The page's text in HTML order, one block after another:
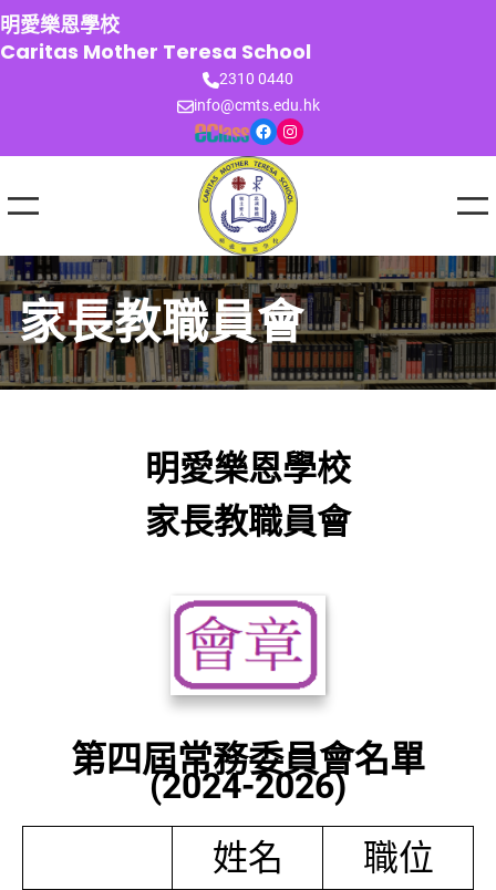
跳
至
主
明愛樂恩學校
Caritas Mother Teresa School
2310 0440
info@cmts.edu.hk
Facebook Instagram
家長教職員會
明愛樂恩學校
家長教職員會
第四屆常務委員會名單
(2024-2026)
姓名
職位